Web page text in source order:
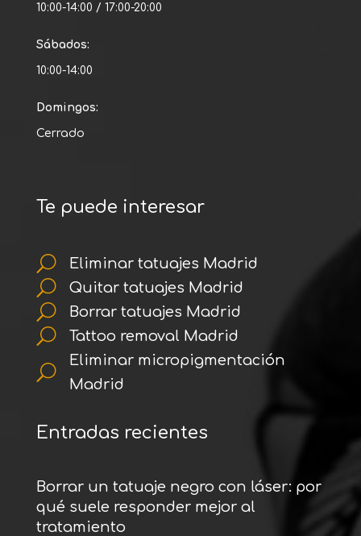
10:00-14:00 / 17:00-20:00
Sábados:
10:00-14:00
Domingos:
Cerrado
Te puede interesar
U Eliminar tatuajes Madrid
U Quitar tatuajes Madrid
U Borrar tatuajes Madrid
U Tattoo removal Madrid
U
Eliminar micropigmentación
Madrid
Entradas recientes
Borrar un tatuaje negro con láser: por
qué suele responder mejor al
tratamiento